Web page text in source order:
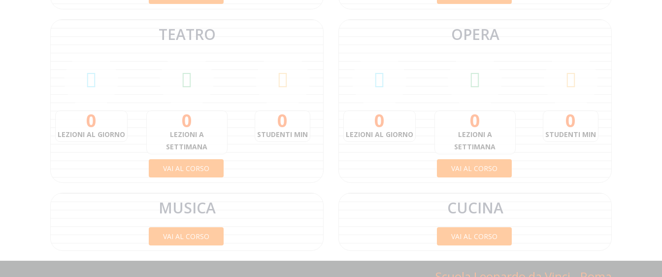
TEATRO
0
LEZIONI AL GIORNO
0
LEZIONI A
SETTIMANA
0
STUDENTI MIN
VAI AL CORSO
OPERA
0
LEZIONI AL GIORNO
0
LEZIONI A
SETTIMANA
0
STUDENTI MIN
VAI AL CORSO
MUSICA
VAI AL CORSO
CUCINA
VAI AL CORSO